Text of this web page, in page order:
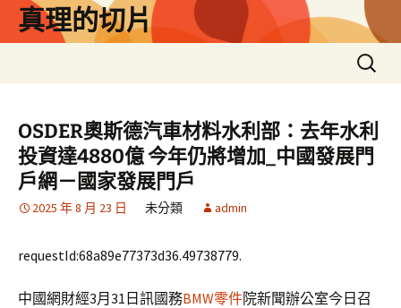
真理的切片
搜
尋
鍵
字:
OSDER奧斯德汽車材料水利部：去年水利
投資達4880億 今年仍將增加_中國發展門
戶網－國家發展門戶
2025 年 8 月 23 日 未分類 admin
requestId:68a89e77373d36.49738779.
中國網財經3月31日訊國務BMW零件院新聞辦公室今日召